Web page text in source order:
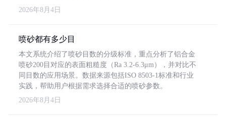
2026年8月4日
喷砂都有多少目
本文系统介绍了喷砂目数的分级标准，重点分析了铝合金
喷砂200目对应的表面粗糙度（Ra 3.2-6.3μm），并对比不
同目数的应用场景。数据来源包括ISO 8503-1标准和行业
实践，帮助用户根据需求选择合适的喷砂参数。
2026年8月4日